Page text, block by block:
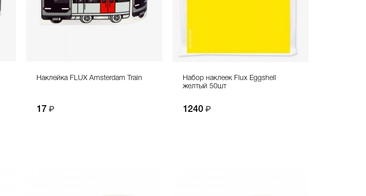
Наклейка FLUX Amsterdam Train
17
Набор наклеек Flux Eggshell
желтый 50шт
1240